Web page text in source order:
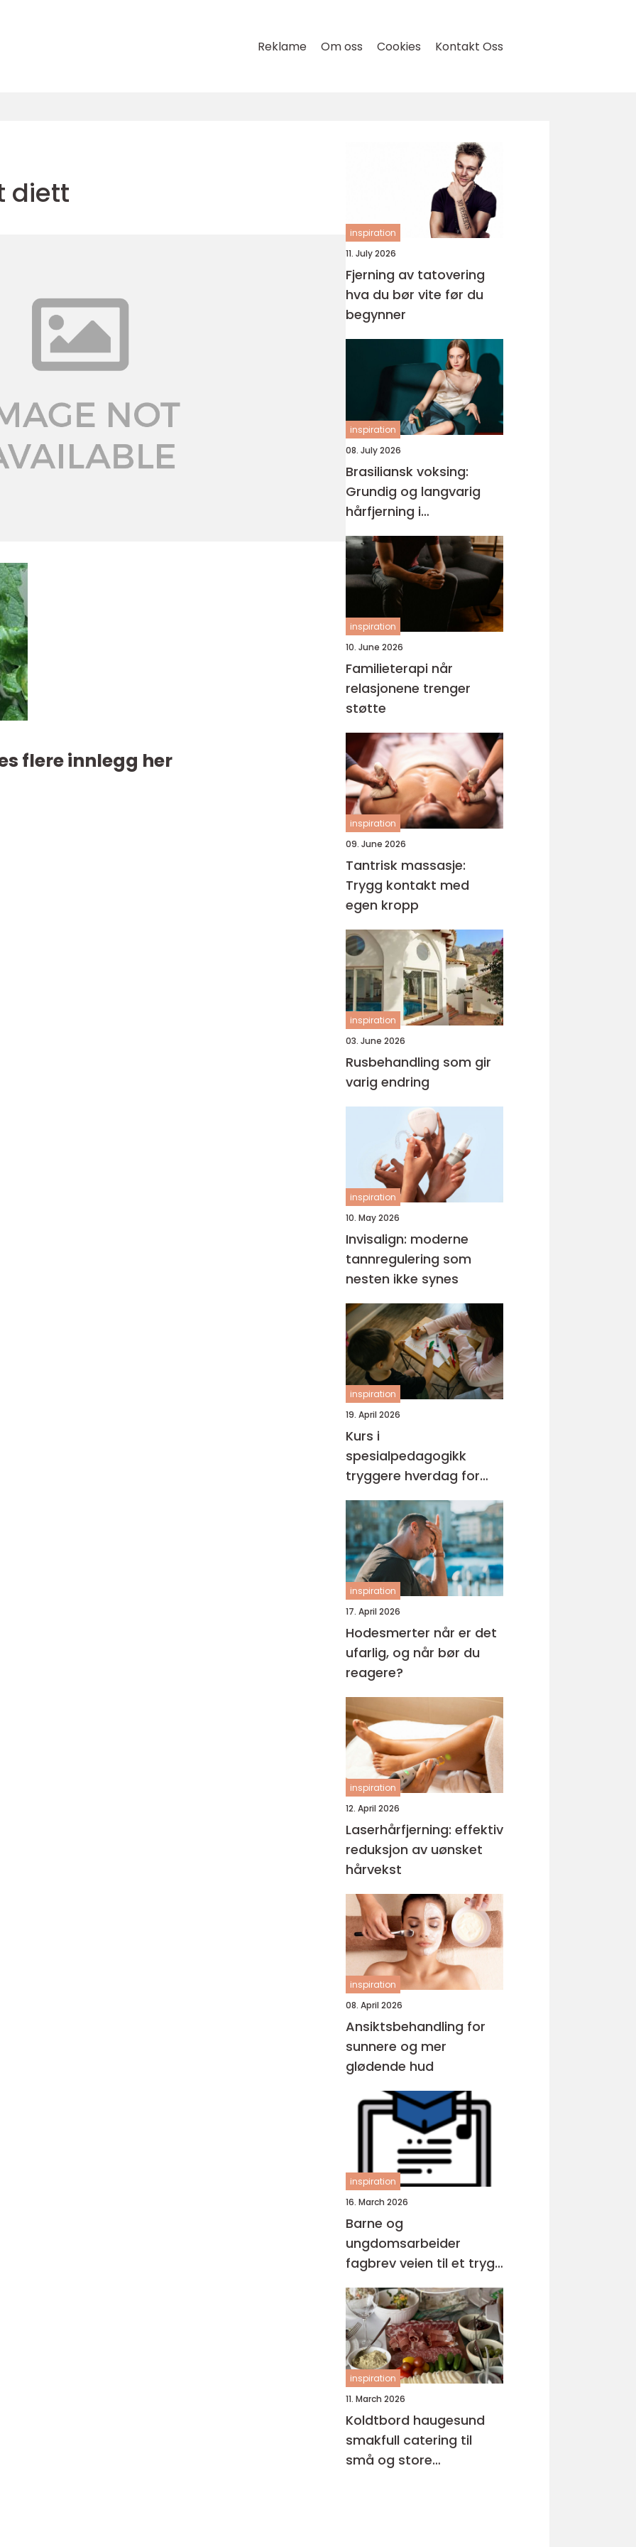
Reklame Om oss Cookies Kontakt Oss
diett
flere innlegg her
inspiration
11. July 2026
Fjerning av tatovering
hva du bør vite før du
begynner
inspiration
08. July 2026
Brasiliansk voksing:
Grundig og langvarig
hårfjerning i
intimområdet
inspiration
10. June 2026
Familieterapi når
relasjonene trenger
støtte
inspiration
09. June 2026
Tantrisk massasje:
Trygg kontakt med
egen kropp
inspiration
03. June 2026
Rusbehandling som gir
varig endring
inspiration
10. May 2026
Invisalign: moderne
tannregulering som
nesten ikke synes
inspiration
19. April 2026
Kurs i
spesialpedagogikk
tryggere hverdag for
barn med ekstra behov
inspiration
17. April 2026
Hodesmerter når er det
ufarlig, og når bør du
reagere?
inspiration
12. April 2026
Laserhårfjerning: effektiv
reduksjon av uønsket
hårvekst
inspiration
08. April 2026
Ansiktsbehandling for
sunnere og mer
glødende hud
inspiration
16. March 2026
Barne og
ungdomsarbeider
fagbrev veien til et trygt
og meningsfullt yrke
inspiration
11. March 2026
Koldtbord haugesund
smakfull catering til
små og store